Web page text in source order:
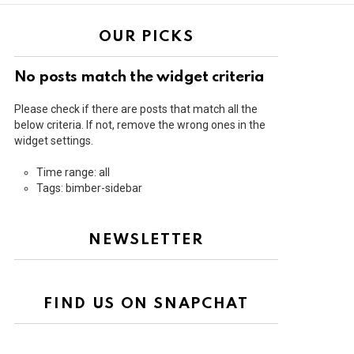
OUR PICKS
No posts match the widget criteria
Please check if there are posts that match all the
below criteria. If not, remove the wrong ones in the
widget settings.
Time range: all
Tags: bimber-sidebar
NEWSLETTER
FIND US ON SNAPCHAT